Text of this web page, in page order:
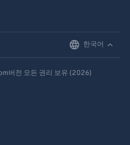
한국어
버전 모든 권리 보유 (2026)